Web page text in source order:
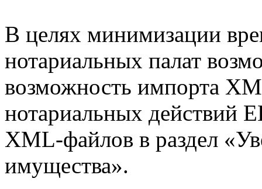
В целях минимизации
нотариальных палат
возможность импорта
нотариальных действий
XML-файлов в раздел
имущества».